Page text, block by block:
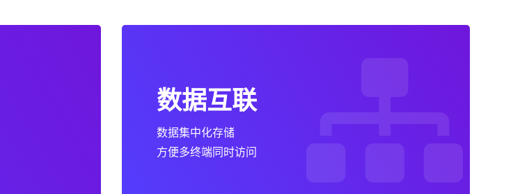
数据互联
数据集中化存储
方便多终端同时访问